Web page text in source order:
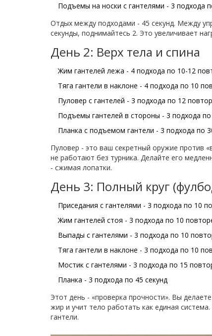
Подъемы на носки с гантелями - 3 подхода
Отдых между подходами - 45 секунд. Между
секунды, поднимайтесь 2. Это увеличивает
День 2: Верх тела и спина
Жим гантелей лежа - 4 подхода по 10-12
Тяга гантели в наклоне - 4 подхода по 10
Пуловер с гантелей - 3 подхода по 12
Подъемы гантелей в стороны - 3 подхода
Планка с подъемом гантели - 3 подхода по
Пуловер - это ваш секретный оружие
не работают без турника. Делайте его
- сжимая лопатки.
День 3: Полный круг
Приседания с гантелями - 3 подхода по 10
Жим гантелей стоя - 3 подхода по 10
Выпады с гантелями - 3 подхода по 10
Тяга гантели в наклоне - 3 подхода по 10
Мостик с гантелями - 3 подхода по 15
Планка - 3 подхода по 45 секунд
Этот день - «проверка прочности». Вы
жир и учит тело работать как единая
гантели.